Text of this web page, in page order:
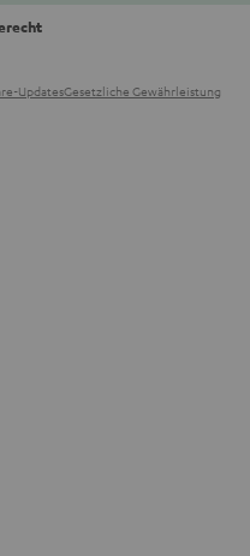
UpdatesGesetzliche Gewährleistung